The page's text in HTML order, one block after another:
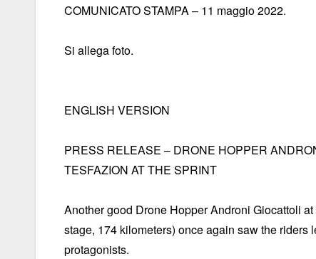
COMUNICATO STAMPA – 11 maggio 2022.
Si allega foto.
ENGLISH VERSION
PRESS RELEASE – DRONE HOPPER
TESFAZION AT THE SPRINT
Another good Drone Hopper Androni Giocattoli
stage, 174 kilometers) once again saw the
protagonists.